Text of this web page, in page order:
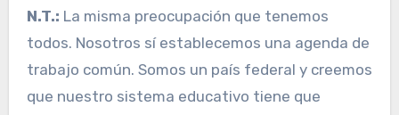
N.T.: La misma preocupación que tenemos
todos. Nosotros sí establecemos una agenda de
trabajo común. Somos un país federal y creemos
que nuestro sistema educativo tiene que